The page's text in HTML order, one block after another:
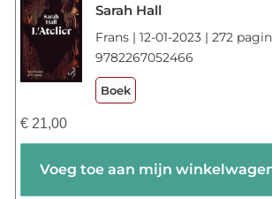
Sarah Hall
Frans | 12-01-2023 | 272
9782267052466
Boek
€21,00